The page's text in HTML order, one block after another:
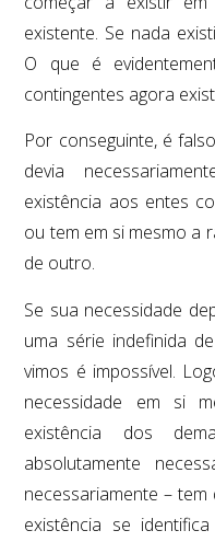
existente. Se nada
O que é
contingentes agora
Por conseguinte, é
devia
existência aos entes
ou tem em si mesmo a
de outro.
Se sua necessidade
uma série indefinida
vimos é impossível.
necessidade em si
existência dos
absolutamente
necessariamente –
existência se